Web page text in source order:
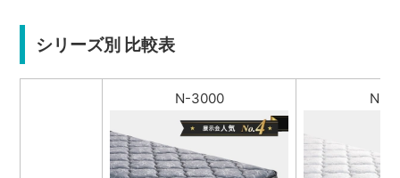
シリーズ別 比較表
N-3000 N-